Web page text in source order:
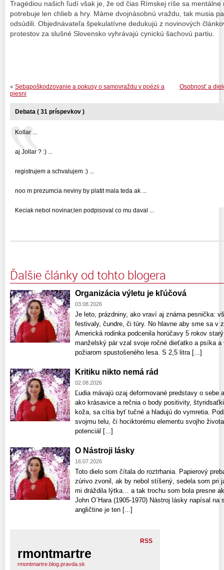
Tragédiou našich ľudí však je, že od čias Rímskej ríše sa mentálne
potrebuje len chlieb a hry. Máme dvojnásobnú vraždu, tak musia
odsúdili. Objednávateľa špekulatívne dedukujú z novinových
protestov za slušné Slovensko vyhrávajú cynickú šachovú partiu.
Osobnosť a
« Sebapoškodzovanie a pokusy o samovraždu v poézii a
piesni
Debata ( 31 príspevkov )
Kollar ...
aj Jollar ? :) ...
registrujem a schvalujem :) ...
noo m prezumcia neviny by platit mala teda ak ...
Keciak nebol novinar,len podpisoval co mu daval ...
Ďalšie články od tohto blogera
Organizácia výletu je kľúčová
03.08.2026
Je leto, prázdniny, ako vraví aj známa pesnička:
festivaly, čundre, či túry. No hlavne aby sme sa v
Americká rodinka podcenila horúčavy 5 rokov
manželský pár vzal svoje ročné dieťatko a psíka a
požiarom spustošeného lesa. S 2,5 litra [...]
Kritiku nikto nemá rád
02.08.2026
Ľudia mávajú ozaj deformované predstavy o
ako krásavice a rečnia o body positivity,
koža, sa cítia byť tučné a hladujú do vymretia.
svojmu telu, či hociktorému elementu svojho
potenciál [...]
O Nástroji lásky
16.07.2026
Toto dielo som čítala do roztrhania. Papierový
zúrivo zvonil, ak by nebol stíšený, sedela som pri
mi dráždila lýtka… a tak trochu som bola presne
John O´Hara (1905-1970) Nástroj lásky napísal
angličtine je ten [...]
RSS
rmontmartre
rmontmartre.blog.pravda.sk